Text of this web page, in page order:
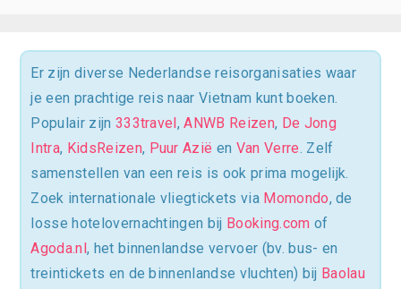
Er zijn diverse Nederlandse reisorganisaties waar
je een prachtige reis naar Vietnam kunt boeken.
Populair zijn 333travel ,ANWB Reizen, De Jong
Intra, KidsReizen, Puur Azië en Van Verre. Zelf
samenstellen van een reis is ook prima mogelijk.
Zoek internationale vliegtickets via Momondo, de
losse hotelovernachtingen bij Booking.com of
Agoda.nl , het binnenlandse vervoer (bv. bus- en
treintickets en de binnenlandse vluchten) bij Baolau